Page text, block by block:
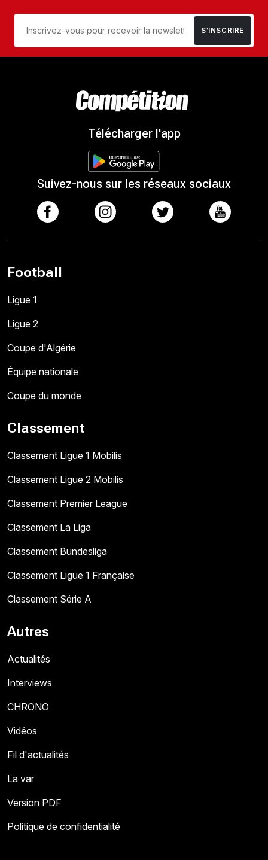
S’INSCRIRE
Télécharger l'app
Suivez-nous sur les réseaux sociaux
Football
Ligue 1
Ligue 2
Coupe d'Algérie
Équipe nationale
Coupe du monde
Classement
Classement Ligue 1 Mobilis
Classement Ligue 2 Mobilis
Classement Premier League
Classement La Liga
Classement Bundesliga
Classement Ligue 1 Française
Classement Série A
Autres
Actualités
Interviews
CHRONO
Vidéos
Fil d'actualités
La var
Version PDF
Politique de confidentialité